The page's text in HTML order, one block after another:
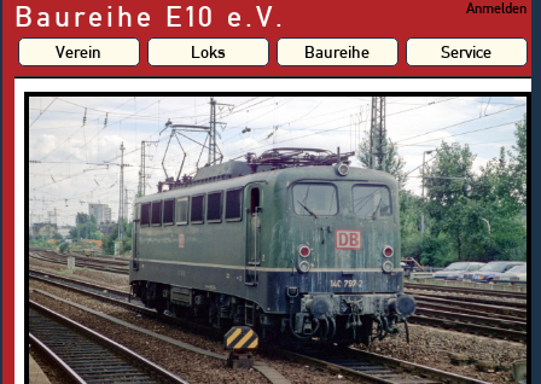
Baureihe E10 e.V. Anmelden
Verein Loks Baureihe Service